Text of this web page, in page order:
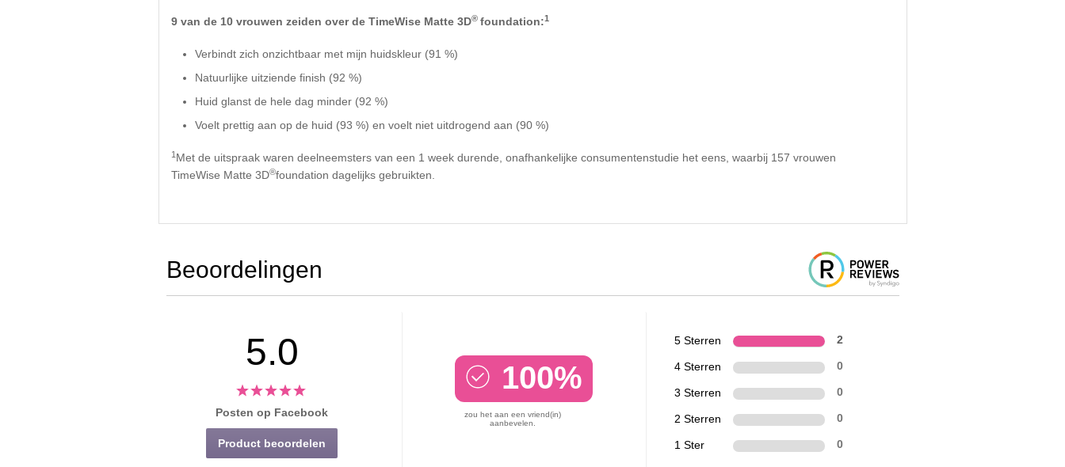
9 van de 10 vrouwen zeiden over de TimeWise Matte 3D® foundation:1
Verbindt zich onzichtbaar met mijn huidskleur (91 %)
Natuurlijke uitziende finish (92 %)
Huid glanst de hele dag minder (92 %)
Voelt prettig aan op de huid (93 %) en voelt niet uitdrogend aan (90 %)
1Met de uitspraak waren deelneemsters van een 1 week durende, onafhankelijke consumentenstudie het eens, waarbij 157 vrouwen
TimeWise Matte 3D®foundation dagelijks gebruikten.
Beoordelingen
5.0
Posten op Facebook
Product beoordelen
100%
zou het aan een vriend(in)
aanbevelen.
5 Sterren 2
4 Sterren 0
3 Sterren 0
2 Sterren 0
1 Ster 0